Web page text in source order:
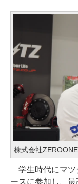
株式会社
学生時代にマツ
ースに参加し、